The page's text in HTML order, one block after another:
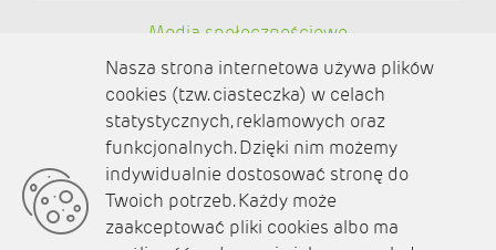
Media społecznościowe
O nas
Kontakt
Polityka prywatności
Nasza strona internetowa używa plików
cookies (tzw. ciasteczka) w celach
statystycznych, reklamowych oraz
funkcjonalnych. Dzięki nim możemy
indywidualnie dostosować stronę do
Twoich potrzeb. Każdy może
zaakceptować pliki cookies albo ma